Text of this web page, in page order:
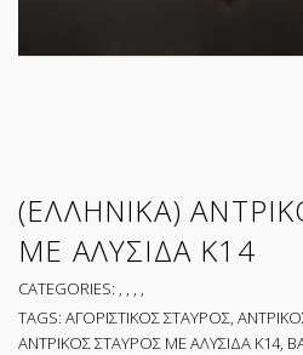
(ΕΛΛΗΝΙΚΑ)
ΜΕ ΑΛΥΣΙΔΑ Κ14
CATEGORIES: , , , ,
TAGS: ΑΓΟΡΙΣΤΙΚΟΣ ΣΤΑΥΡΟΣ,
ΑΝΤΡΙΚΟΣ ΣΤΑΥΡΟΣ ΜΕ ΑΛΥΣΙΔΑ Κ14,